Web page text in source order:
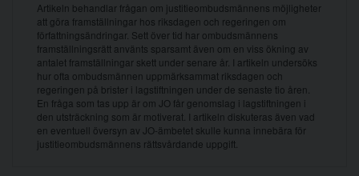
Artikeln behandlar frågan om justitieombudsmännens möjligheter
att göra framställningar hos riksdagen och regeringen om
författningsändringar. Sett över tid har ombudsmännens
framställningsrätt använts sparsamt även om en viss ökning av
antalet framställningar skett under senare år. I artikeln undersöks
hur ofta ombudsmännen uppmärksammat riksdagen och
regeringen på brister i lagstiftningen under de senaste tio åren.
En fråga som tas upp är om JO får genomslag i lagstiftningen i
den utsträckning som är motiverat. I artikeln diskuteras även vad
en eventuell översyn av JO-ämbetet skulle kunna innebära för
justitieombudsmännens rättsvårdande uppgift.